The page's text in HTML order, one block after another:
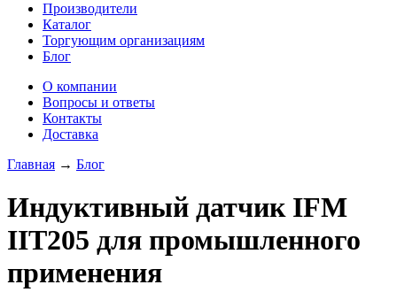
Производители
Каталог
Торгующим организациям
Блог
О компании
Вопросы и ответы
Контакты
Доставка
Главная → Блог
Индуктивный датчик IFM
IIT205 для промышленного
применения